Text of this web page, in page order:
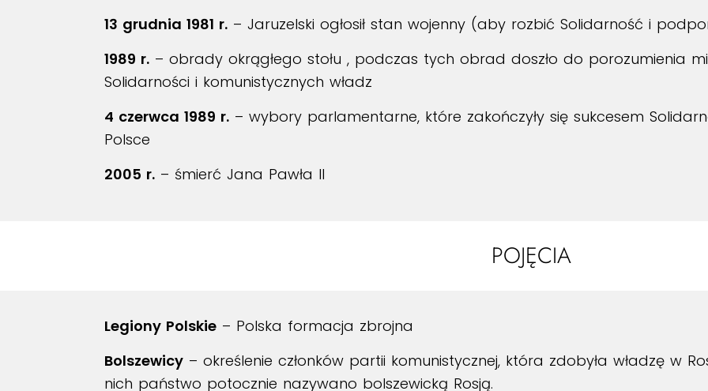
13 grudnia 1981 r. – Jaruzelski ogłosił stan wojenny (aby rozbić Solidarność i
1989 r. – obrady okrągłego stołu , podczas tych obrad doszło do porozumienia
Solidarności i komunistycznych władz
4 czerwca 1989 r. – wybory parlamentarne, które zakończyły się sukcesem
Polsce
2005 r. – śmierć Jana Pawła II
POJĘCIA
Legiony Polskie – Polska formacja zbrojna
Bolszewicy – określenie członków partii komunistycznej, która zdobyła władzę w
nich państwo potocznie nazywano bolszewicką Rosją.